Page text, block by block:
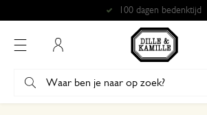
100 dagen bedenktijd